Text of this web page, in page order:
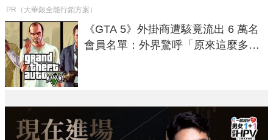
PR（大華銀全能行銷方案）
《GTA 5》外掛商遭駭竟流出 6 萬名
會員名單：外界驚呼「原來這麼多人